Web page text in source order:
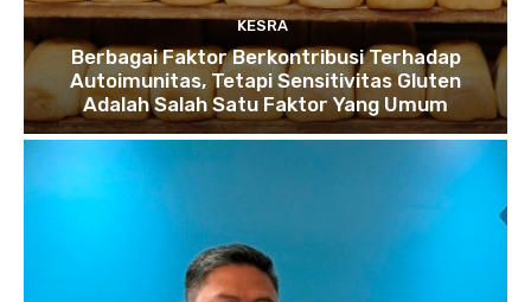
KESRA
Berbagai Faktor Berkontribusi Terhadap
Autoimunitas, Tetapi Sensitivitas Gluten
Adalah Salah Satu Faktor Yang Umum